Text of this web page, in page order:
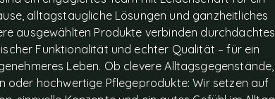
alltagstaugliche Lösungen und ganzheitliches
ausgewählten Produkte verbinden durchdachtes
Funktionalität und echter Qualität – für ein
Leben. Ob clevere Alltagsgegenstände,
oder hochwertige Pflegeprodukte: Wir setzen auf